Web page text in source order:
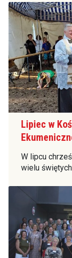
Lipiec w
W lipcu
wielu